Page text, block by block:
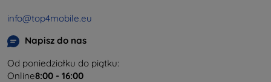
info@top4mobile.eu
Napisz do nas
Od poniedziałku do piątku:
Online8:00 - 16:00